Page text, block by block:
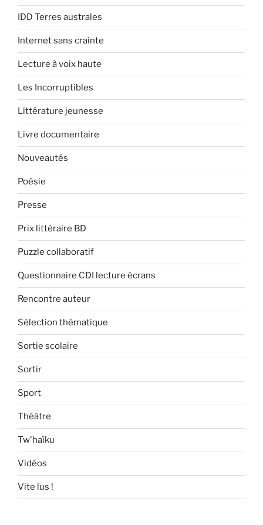
IDD Terres australes
Internet sans crainte
Lecture à voix haute
Les Incorruptibles
Littérature jeunesse
Livre documentaire
Nouveautés
Poésie
Presse
Prix littéraire BD
Puzzle collaboratif
Questionnaire CDI lecture écrans
Rencontre auteur
Sélection thématique
Sortie scolaire
Sortir
Sport
Théâtre
Tw'haïku
Vidéos
Vite lus !